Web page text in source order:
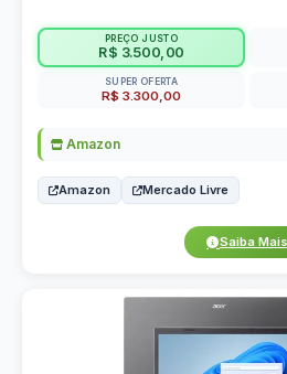
PREÇO JUSTO
R$ 3.500,00
SUPER OFERTA
R$ 3.300,00
Amazon
Amazon Mercado Livre
Saiba Mais